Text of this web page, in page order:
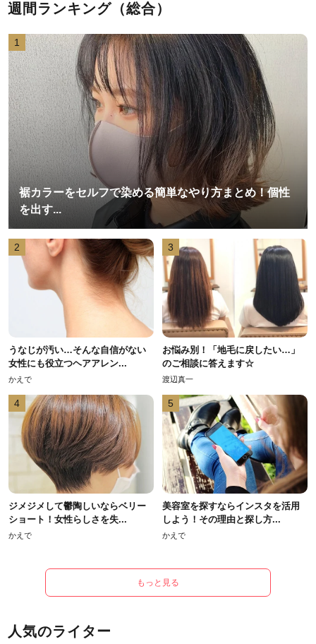
週間ランキング（総合）
1
裾カラーをセルフで染める簡単なやり方まとめ！個性
を出す...
2
うなじが汚い…そんな自信がない
女性にも役立つヘアアレン...
かえで
3
お悩み別！「地毛に戻したい…」
のご相談に答えます☆
渡辺真一
4
ジメジメして鬱陶しいならベリー
ショート！女性らしさを失...
かえで
5
美容室を探すならインスタを活用
しよう！その理由と探し方...
かえで
もっと見る
人気のライター